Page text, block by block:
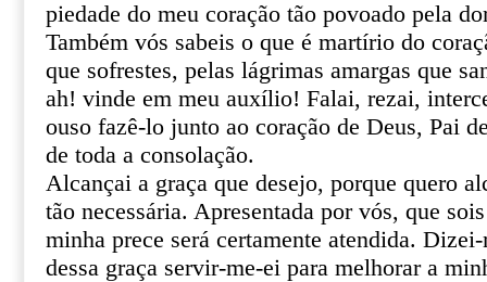
piedade do meu coração tão povoado pela
Também vós sabeis o que é martírio do
que sofrestes, pelas lágrimas amargas que
ah! vinde em meu auxílio! Falai, rezai,
ouso fazê-lo junto ao coração de Deus, Pai
de toda a consolação.
Alcançai a graça que desejo, porque quero
tão necessária. Apresentada por vós, que
minha prece será certamente atendida.
dessa graça servir-me-ei para melhorar a